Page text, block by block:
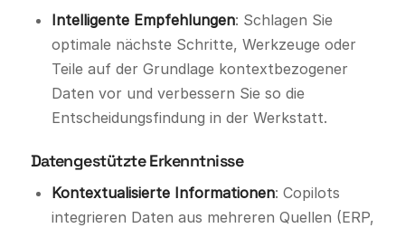
Intelligente Empfehlungen: Schlagen Sie
optimale nächste Schritte, Werkzeuge oder
Teile auf der Grundlage kontextbezogener
Daten vor und verbessern Sie so die
Entscheidungsfindung in der Werkstatt.
Datengestützte Erkenntnisse
Kontextualisierte Informationen: Copilots
integrieren Daten aus mehreren Quellen (ERP,